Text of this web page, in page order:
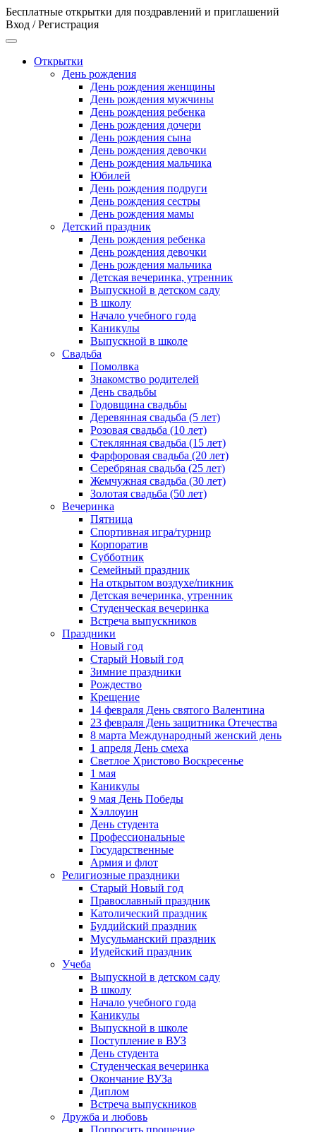
Бесплатные открытки для поздравлений и приглашений
Вход / Регистрация
Открытки
День рождения
День рождения женщины
День рождения мужчины
День рождения ребенка
День рождения дочери
День рождения сына
День рождения девочки
День рождения мальчика
Юбилей
День рождения подруги
День рождения сестры
День рождения мамы
Детский праздник
День рождения ребенка
День рождения девочки
День рождения мальчика
Детская вечеринка, утренник
Выпускной в детском саду
В школу
Начало учебного года
Каникулы
Выпускной в школе
Свадьба
Помолвка
Знакомство родителей
День свадьбы
Годовщина свадьбы
Деревянная свадьба (5 лет)
Розовая свадьба (10 лет)
Стеклянная свадьба (15 лет)
Фарфоровая свадьба (20 лет)
Серебряная свадьба (25 лет)
Жемчужная свадьба (30 лет)
Золотая свадьба (50 лет)
Вечеринка
Пятница
Спортивная игра/турнир
Корпоратив
Субботник
Семейный праздник
На открытом воздухе/пикник
Детская вечеринка, утренник
Студенческая вечеринка
Встреча выпускников
Праздники
Новый год
Старый Новый год
Зимние праздники
Рождество
Крещение
14 февраля День святого Валентина
23 февраля День защитника Отечества
8 марта Международный женский день
1 апреля День смеха
Светлое Христово Воскресенье
1 мая
Каникулы
9 мая День Победы
Хэллоуин
День студента
Профессиональные
Государственные
Армия и флот
Религиозные праздники
Старый Новый год
Православный праздник
Католический праздник
Буддийский праздник
Мусульманский праздник
Иудейский праздник
Учеба
Выпускной в детском саду
В школу
Начало учебного года
Каникулы
Выпускной в школе
Поступление в ВУЗ
День студента
Студенческая вечеринка
Окончание ВУЗа
Диплом
Встреча выпускников
Дружба и любовь
Попросить прощение